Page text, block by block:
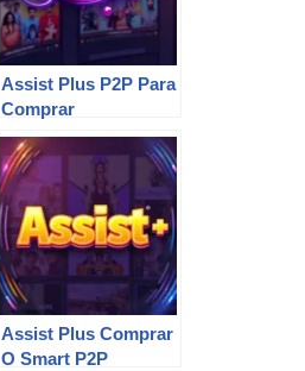
Assist Plus P2P Para
Comprar
Assist Plus Comprar
O Smart P2P